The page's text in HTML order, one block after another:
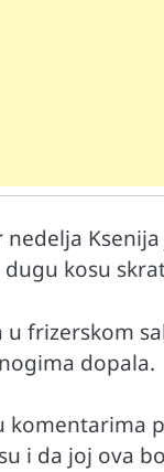
kosu
u frizerskom
dopala.
komentarima
i da joj ova
Međunarodni